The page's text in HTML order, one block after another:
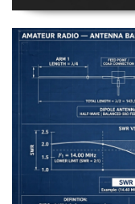
Amatör Telsiz